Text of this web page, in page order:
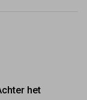
het